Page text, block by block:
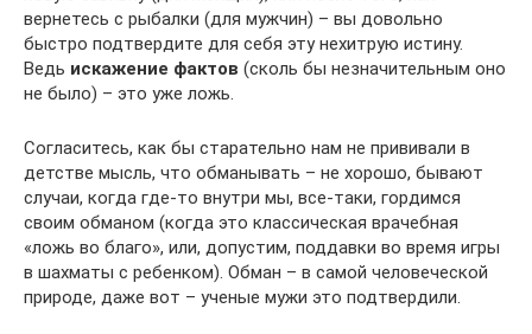
вернетесь с рыбалки (для мужчин) – вы довольно
быстро подтвердите для себя эту нехитрую истину.
Ведь искажение фактов (сколь бы незначительным оно
не было) – это уже ложь.
Согласитесь, как бы старательно нам не прививали в
детстве мысль, что обманывать – не хорошо, бывают
случаи, когда где-то внутри мы, все-таки, гордимся
своим обманом (когда это классическая врачебная
«ложь во благо», или, допустим, поддавки во время игры
в шахматы с ребенком). Обман – в самой человеческой
природе, даже вот – ученые мужи это подтвердили.